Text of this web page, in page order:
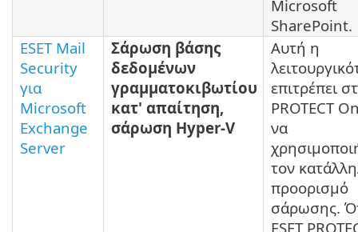
Microsoft
SharePoint.
ESET Mail
Security
για
Microsoft
Exchange
Server
Σάρωση βάσης
δεδομένων
γραμματοκιβωτίου
κατ' απαίτηση,
σάρωση Hyper-V
Αυτή η
επιτρέπει
PROTECT
να
τον
προορισμό
σάρωσης.
ESET